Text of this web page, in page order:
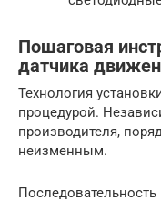
Пошаговая
датчика
Технология
процедурой.
производителя,
неизменным.